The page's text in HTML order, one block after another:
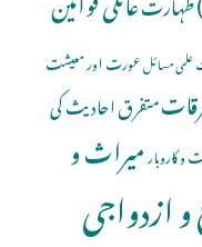
علمی مسائلعورت اور معیشت
متفرق احادیث کی
و کاروبارمیراث و
ازدواجی